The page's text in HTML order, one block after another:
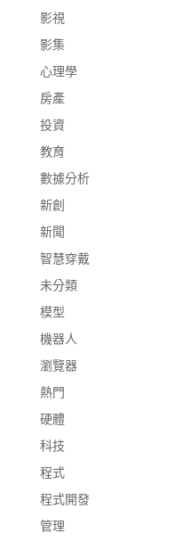
影視
影集
心理學
房產
投資
教育
數據分析
新創
新聞
智慧穿戴
未分類
模型
機器人
瀏覽器
熱門
硬體
科技
程式
程式開發
管理